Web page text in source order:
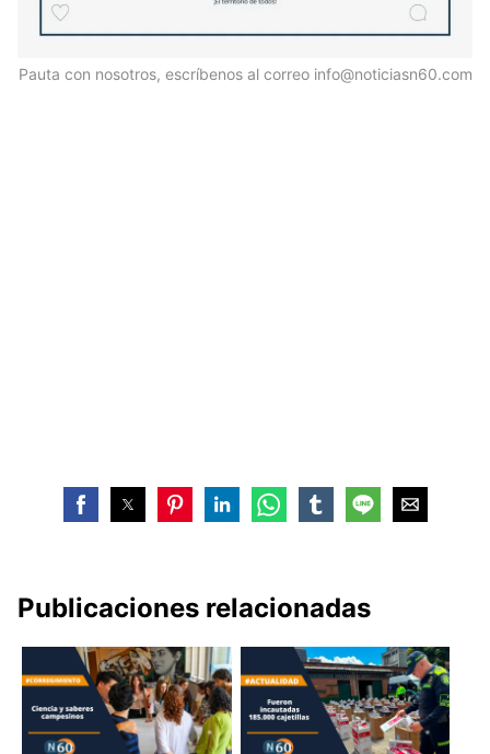
Pauta con nosotros, escríbenos al correo info@noticiasn60.com
Publicaciones relacionadas